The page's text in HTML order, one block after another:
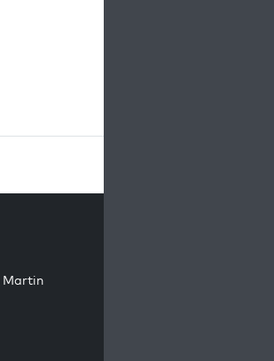
Martin